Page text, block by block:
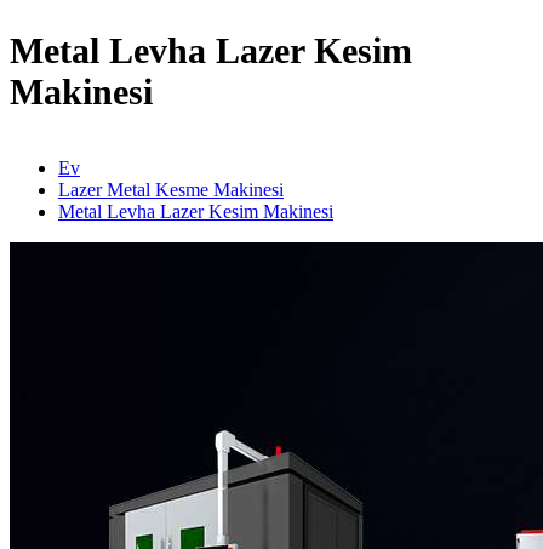
Metal Levha Lazer Kesim
Makinesi
Ev
Lazer Metal Kesme Makinesi
Metal Levha Lazer Kesim Makinesi